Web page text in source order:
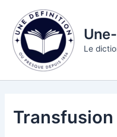
contenu
Le
Transfusion